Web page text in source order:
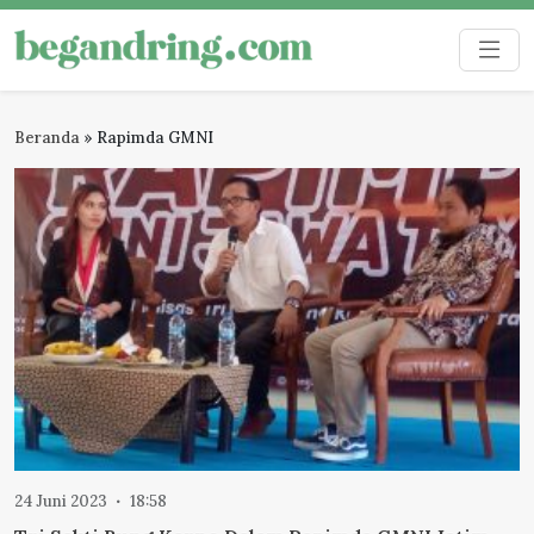
Skip
to
content
Begandring
Menjaga ingatan untuk masa depan
Beranda » Rapimda GMNI
24 Juni 2023 18:58